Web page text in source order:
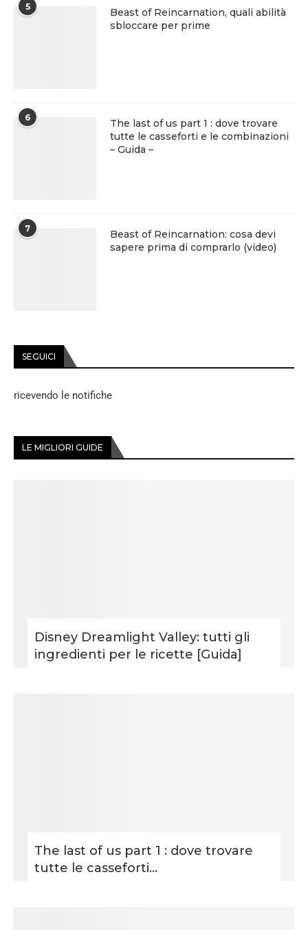
5
Beast of Reincarnation, quali abilità
sbloccare per prime
6
The last of us part 1 : dove trovare
tutte le casseforti e le combinazioni
– Guida –
7
Beast of Reincarnation: cosa devi
sapere prima di comprarlo (video)
SEGUICI
ricevendo le notifiche
LE MIGLIORI GUIDE
Disney Dreamlight Valley: tutti gli
ingredienti per le ricette [Guida]
The last of us part 1 : dove trovare
tutte le casseforti...